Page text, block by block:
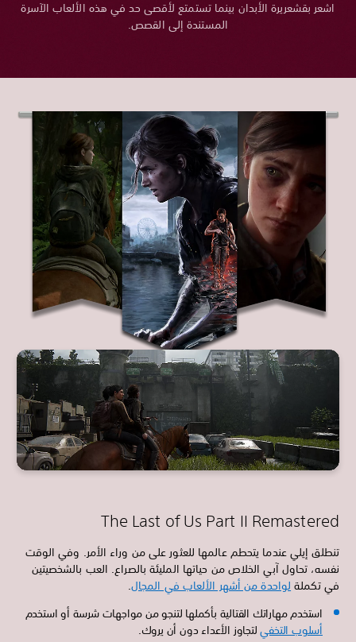
اشعر بقشعريرة الأبدان بينما تستمتع لأقصى حد في هذه الألعاب الآسرة
المستندة إلى القصص.
The Last of Us Part II Remastered
تنطلق إيلي عندما يتحطم عالمها للعثور على من وراء الأمر. وفي الوقت
نفسه، تحاول آبي الخلاص من حياتها المليئة بالصراع. العب بالشخصيتين
في تكملة لواحدة من أشهر الألعاب في المجال.
استخدم مهاراتك القتالية بأكملها لتنجو من مواجهات شرسة أو استخدم
أسلوب التخفيلتجاوز الأعداء دون أن يروك.